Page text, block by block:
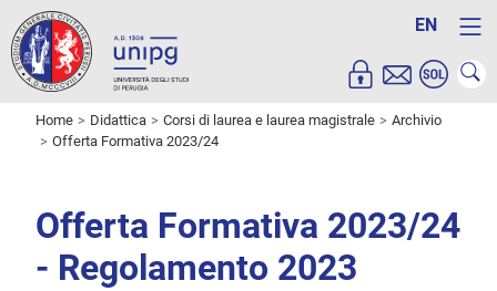
EN
Home Didattica Corsi di laurea e laurea magistrale
Archivio
Offerta Formativa 2023/24
Offerta Formativa 2023/24
- Regolamento 2023